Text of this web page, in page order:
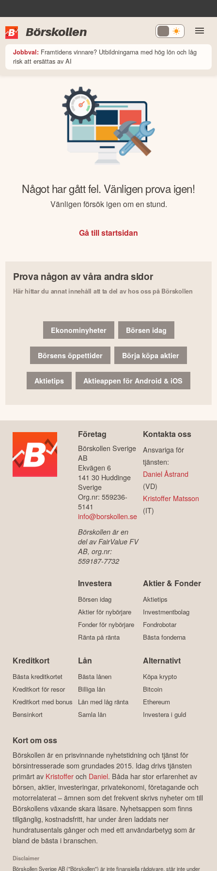
Börskollen
Jobbval: Framtidens vinnare? Utbildningarna med hög lön och låg
risk att ersättas av AI
Något har gått fel. Vänligen prova igen!
Vänligen försök igen om en stund.
Gå till startsidan
Prova någon av våra andra sidor
Här hittar du annat innehåll att ta del av hos oss på Börskollen
Ekonominyheter Börsen idag
Börsens öppettider Börja köpa aktier
Aktietips Aktieappen för Android & iOS
Företag
Börskollen Sverige
AB
Ekvägen 6
141 30 Huddinge
Sverige
Org.nr: 559236-
5141
info@borskollen.se
Börskollen är en
del av FairValue FV
AB, org.nr:
559187-7732
Kontakta oss
Ansvariga för
tjänsten:
Daniel Åstrand
(VD)
Kristoffer Matsson
(IT)
Investera
Börsen idag
Aktier för nybörjare
Fonder för nybörjare
Ränta på ränta
Aktier & Fonder
Aktietips
Investmentbolag
Fondrobotar
Bästa fonderna
Kreditkort
Bästa kreditkortet
Kreditkort för resor
Kreditkort med bonus
Bensinkort
Lån
Bästa lånen
Billiga lån
Lån med låg ränta
Samla lån
Alternativt
Köpa krypto
Bitcoin
Ethereum
Investera i guld
Kort om oss
Börskollen är en prisvinnande nyhetstidning och tjänst för
börsintresserade som grundades 2015. Idag drivs tjänsten
primärt av Kristofferoch Daniel. Båda har stor erfarenhet av
börsen, aktier, investeringar, privatekonomi, företagande och
motorrelaterat – ämnen som det frekvent skrivs nyheter om till
Börskollens växande skara läsare. Nyhetsappen som finns
tillgänglig, kostnadsfritt, har under åren laddats ner
hundratusentals gånger och med ett användarbetyg som är
bland de bästa i branschen.
Disclaimer
Börskollen Sverige AB ("Börskollen") är inte finansiella rådgivare, står inte under